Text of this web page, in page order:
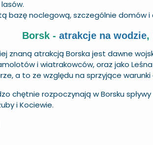
bazę noclegową, szczególnie domów
Borsk - atrakcje na wodzie,
znaną atrakcją Borska jest dawne
i wiatrakowców, oraz jako
a to ze względu na sprzyjące
chętnie rozpoczynają w Borsku
i Kociewie.